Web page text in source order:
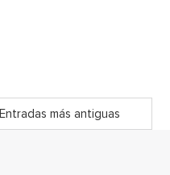
Entradas más antiguas